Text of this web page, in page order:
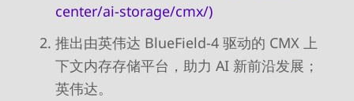
center/ai-storage/cmx/)
推出由英伟达 BlueField-4 驱动的 CMX 上
下文内存存储平台，助力 AI 新前沿发展；
英伟达。